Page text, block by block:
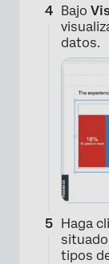
Bajo
datos.
Haga
tipos